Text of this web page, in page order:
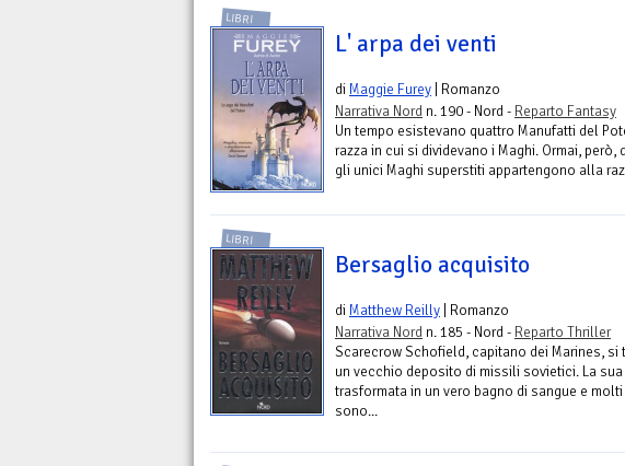
LIBRI
L' arpa dei venti
di Maggie Furey | Romanzo
Narrativa Nord n. 190 - Nord - Reparto Fantasy
Un tempo esistevano quattro Manufatti del
razza in cui si dividevano i Maghi. Ormai, però,
gli unici Maghi superstiti appartengono alla
LIBRI
Bersaglio acquisito
di Matthew Reilly | Romanzo
Narrativa Nord n. 185 - Nord - Reparto Thriller
Scarecrow Schofield, capitano dei Marines, si
un vecchio deposito di missili sovietici. La
trasformata in un vero bagno di sangue e
sono...